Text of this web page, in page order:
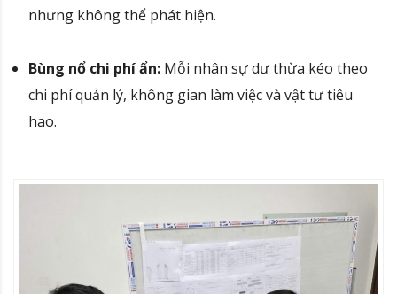
nhưng không thể phát hiện.
Bùng nổ chi phí ẩn: Mỗi nhân sự dư thừa kéo theo
chi phí quản lý, không gian làm việc và vật tư tiêu
hao.